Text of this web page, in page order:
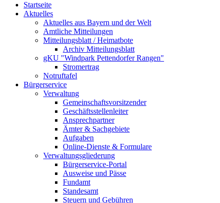
Startseite
Aktuelles
Aktuelles aus Bayern und der Welt
Amtliche Mitteilungen
Mitteilungsblatt / Heimatbote
Archiv Mitteilungsblatt
gKU "Windpark Pettendorfer Rangen"
Stromertrag
Notruftafel
Bürgerservice
Verwaltung
Gemeinschaftsvorsitzender
Geschäftsstellenleiter
Ansprechpartner
Ämter & Sachgebiete
Aufgaben
Online-Dienste & Formulare
Verwaltungsgliederung
Bürgerservice-Portal
Ausweise und Pässe
Fundamt
Standesamt
Steuern und Gebühren